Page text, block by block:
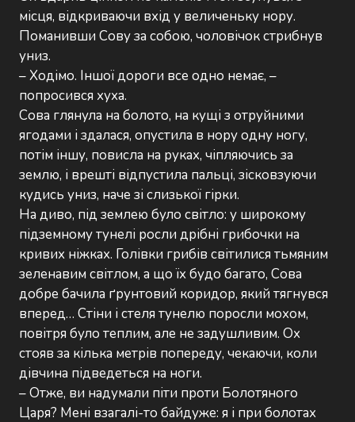
місця, відкриваючи вхід у величеньку нору.
Поманивши Сову за собою, чоловічок стрибнув
униз.
– Ходімо. Іншої дороги все одно немає, –
попросився хуха.
Сова глянула на болото, на кущі з отруйними
ягодами і здалася, опустила в нору одну ногу,
потім іншу, повисла на руках, чіпляючись за
землю, і врешті відпустила пальці, зісковзуючи
кудись униз, наче зі слизької гірки.
На диво, під землею було світло: у широкому
підземному тунелі росли дрібні грибочки на
кривих ніжках. Голівки грибів світилися тьмяним
зеленавим світлом, а що їх будо багато, Сова
добре бачила ґрунтовий коридор, який тягнувся
вперед… Стіни і стеля тунелю поросли мохом,
повітря було теплим, але не задушливим. Ох
стояв за кілька метрів попереду, чекаючи, коли
дівчина підведеться на ноги.
– Отже, ви надумали піти проти Болотяного
Царя? Мені взагалі-то байдуже: я і при болотах